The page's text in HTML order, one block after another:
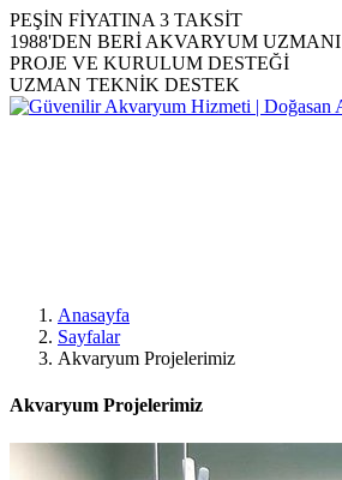
PEŞİN FİYATINA 3 TAKSİT
1988'DEN BERİ AKVARYUM UZMANI
PROJE VE KURULUM DESTEĞİ
UZMAN TEKNİK DESTEK
Anasayfa
Sayfalar
Akvaryum Projelerimiz
Akvaryum Projelerimiz